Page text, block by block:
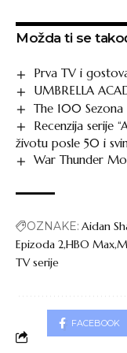
Možda ti se
Prva TV i
UMBRELLA
The 100 Sezona
Recenzija serije
životu posle 50 i
War Thunder
OZNAKE: Aidan
Epizoda 2HBO Max
TV serije
FACEBOOK